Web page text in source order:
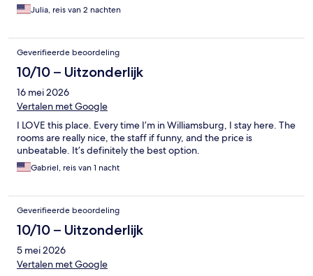
Julia, reis van 2 nachten
Geverifieerde beoordeling
10/10 – Uitzonderlijk
16 mei 2026
Vertalen met Google
I LOVE this place. Every time I’m in Williamsburg, I stay here. The
rooms are really nice, the staff if funny, and the price is
unbeatable. It’s definitely the best option.
Gabriel, reis van 1 nacht
Geverifieerde beoordeling
10/10 – Uitzonderlijk
5 mei 2026
Vertalen met Google